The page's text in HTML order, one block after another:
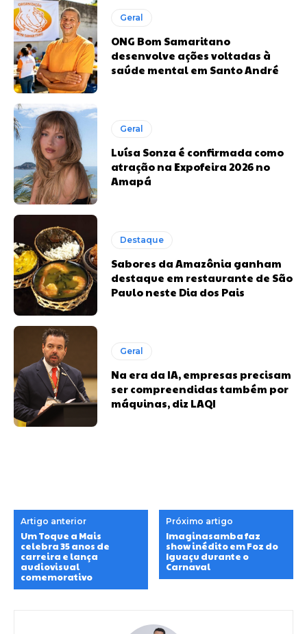
Geral
ONG Bom Samaritano
desenvolve ações voltadas à
saúde mental em Santo André
Geral
Luísa Sonza é confirmada como
atração na Expofeira 2026 no
Amapá
Destaque
Sabores da Amazônia ganham
destaque em restaurante de São
Paulo neste Dia dos Pais
Geral
Na era da IA, empresas precisam
ser compreendidas também por
máquinas, diz LAQI
Artigo anterior
Um Toque a Mais
celebra 35 anos de
carreira e lança
audiovisual
comemorativo
Próximo artigo
Imaginasamba faz
show inédito em Foz do
Iguaçu durante o
Carnaval